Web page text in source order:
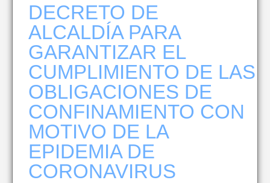
DECRETO DE
ALCALDÍA PARA
GARANTIZAR EL
CUMPLIMIENTO DE LAS
OBLIGACIONES DE
CONFINAMIENTO CON
MOTIVO DE LA
EPIDEMIA DE
CORONAVIRUS